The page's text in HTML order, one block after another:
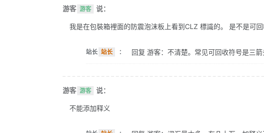
游客 游客 说：
我是在包裝箱裡面的防震泡沫板上看到CLZ 標識的。 是不是可
站长 站长 ： 回复 游客：不清楚。常见可回收符号是三
游客 游客 说：
不能添加释义